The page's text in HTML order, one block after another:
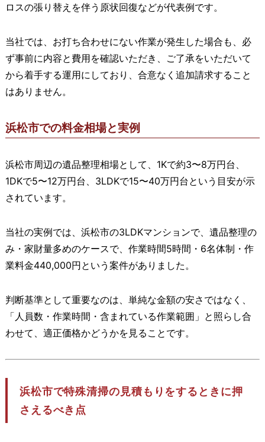
ロスの張り替えを伴う原状回復などが代表例です。
当社では、お打ち合わせにない作業が発生した場合も、必
ず事前に内容と費用を確認いただき、ご了承をいただいて
から着手する運用にしており、合意なく追加請求すること
はありません。
浜松市での料金相場と実例
浜松市周辺の遺品整理相場として、1Kで約3〜8万円台、
1DKで5〜12万円台、3LDKで15〜40万円台という目安が示
されています。
当社の実例では、浜松市の3LDKマンションで、遺品整理の
み・家財量多めのケースで、作業時間5時間・6名体制・作
業料金440,000円という案件がありました。
判断基準として重要なのは、単純な金額の安さではなく、
「人員数・作業時間・含まれている作業範囲」と照らし合
わせて、適正価格かどうかを見ることです。
浜松市で特殊清掃の見積もりをするときに押
さえるべき点